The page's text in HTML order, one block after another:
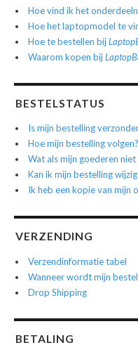
Hoe vind ik het
Hoe het laptopmodel te
Hoe te bestellen bij
Waarom kopen bij
BESTELSTATUS
Is mijn bestelling
Hoe mijn bestelling volgen?
Wat als mijn goederen niet
Kan ik mijn bestelling
Ik heb een kopie van mijn
VERZENDING
Verzendinformatie tabel
Wanneer wordt mijn
Drop Shipping
BETALING